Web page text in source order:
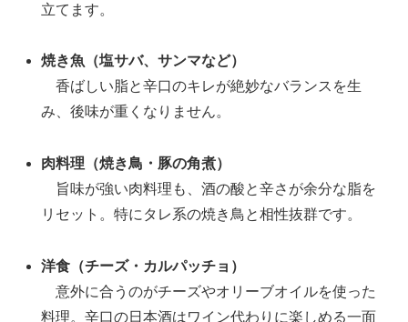
立てます。
焼き魚（塩サバ、サンマなど）
香ばしい脂と辛口のキレが絶妙なバランスを生
み、後味が重くなりません。
肉料理（焼き鳥・豚の角煮）
旨味が強い肉料理も、酒の酸と辛さが余分な脂を
リセット。特にタレ系の焼き鳥と相性抜群です。
洋食（チーズ・カルパッチョ）
意外に合うのがチーズやオリーブオイルを使った
料理。辛口の日本酒はワイン代わりに楽しめる一面